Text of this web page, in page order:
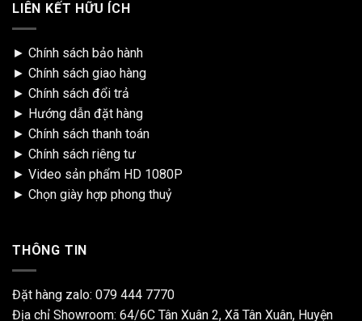
LIÊN KẾT HỮU ÍCH
► Chính sách bảo hành
► Chính sách giao hàng
► Chính sách đổi trả
► Hướng dẫn đặt hàng
► Chính sách thanh toán
► Chính sách riêng tư
► Video sản phẩm HD 1080P
► Chọn giày hợp phong thuỷ
THÔNG TIN
Đặt hàng zalo: 079 444 7770
Địa chỉ Showroom: 64/6C Tân Xuân 2, Xã Tân Xuân, Huyện